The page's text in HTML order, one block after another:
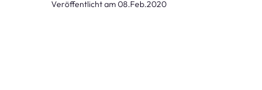
Veröffentlicht am 08.Feb.2020